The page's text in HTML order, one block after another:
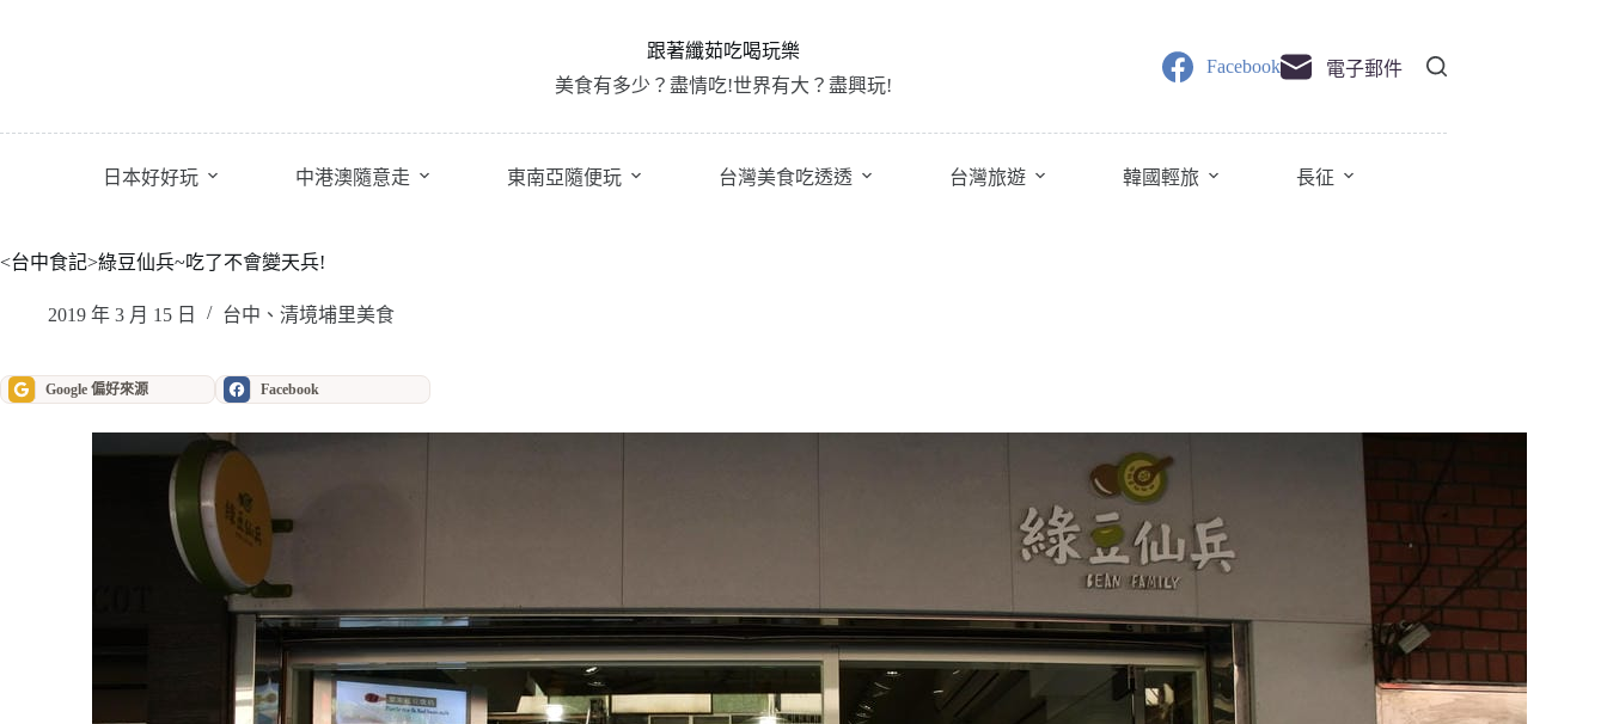
內
跟著纖茹吃喝玩樂
美食有多少？盡情吃!世界有大？盡興玩!
Facebook 電子郵件
日本好好玩 中港澳隨意走 東南亞隨便玩 台灣美食吃透透 台灣旅遊 韓國輕旅 長征
<台中食記>綠豆仙兵~吃了不會變天兵!
2019 年 3 月 15 日 台中、清境埔里美食
Google 偏好來源 Facebook